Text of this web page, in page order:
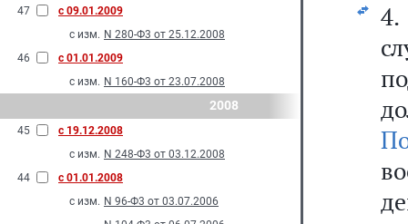
47
с 09.01.2009
с изм. N 280-Ф3 от 25.12.2008
46
с 01.01.2009
с изм. N 160-Ф3 от 23.07.2008
2008
45
с 19.12.2008
с изм. N 248-Ф3 от 03.12.2008
44
с 01.01.2008
с изм. N 96-Ф3 от 03.07.2006